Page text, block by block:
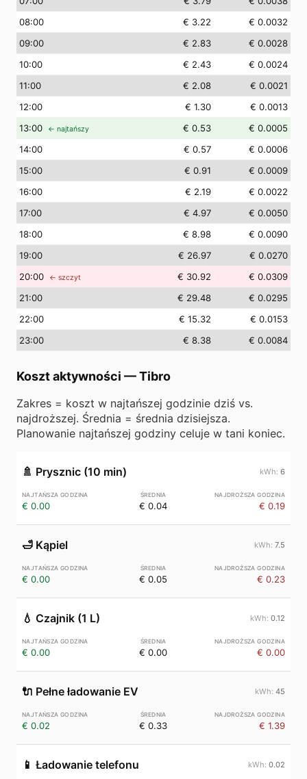
08:00 € 3.22
€ 0.0032
09:00 € 2.83
€ 0.0028
10:00 € 2.43
€ 0.0024
11:00 € 2.08
€ 0.0021
12:00 € 1.30
€ 0.0013
13:00 ← najtańszy € 0.53
€ 0.0005
14:00 € 0.57
€ 0.0006
15:00 € 0.91
€ 0.0009
16:00 € 2.19
€ 0.0022
17:00 € 4.97
€ 0.0050
18:00 € 8.98
€ 0.0090
19:00 € 26.97
€ 0.0270
20:00 ← szczyt € 30.92
€ 0.0309
21:00 € 29.48
€ 0.0295
22:00 € 15.32
€ 0.0153
23:00 € 8.38 € 0.0084
Koszt aktywności —Tibro
Zakres = koszt w najtańszej godzinie dziś vs.
najdroższej. Średnia = średnia dzisiejsza.
Planowanie najtańszej godziny celuje w tani koniec.
🚿 Prysznic (10 min) 6
€ 0.00 € 0.04 € 0.19
🛁 Kąpiel 7.5
€ 0.00 € 0.05 € 0.23
💧 Czajnik (1 L) 0.12
€ 0.00 € 0.00 € 0.00
🔌 Pełne ładowanie EV 45
€ 0.02 € 0.33 € 1.39
📱 Ładowanie telefonu 0.02